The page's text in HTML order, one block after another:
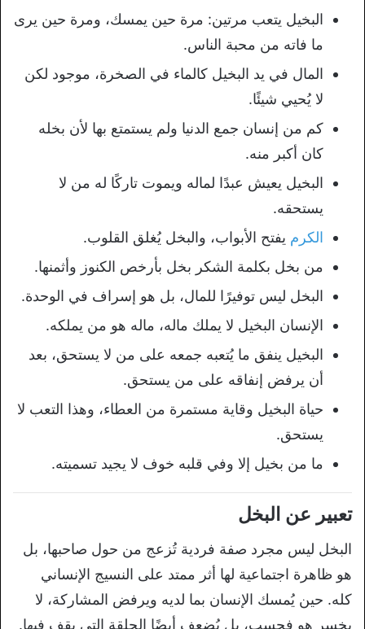
البخيل يتعب مرتين: مرة حين يمسك، ومرة حين يرى
ما فاته من محبة الناس.
المال في يد البخيل كالماء في الصخرة، موجود لكن
لا يُحيي شيئًا.
كم من إنسان جمع الدنيا ولم يستمتع بها لأن بخله
كان أكبر منه.
البخيل يعيش عبدًا لماله ويموت تاركًا له من لا
يستحقه.
الكرم يفتح الأبواب، والبخل يُغلق القلوب.
من بخل بكلمة الشكر بخل بأرخص الكنوز وأثمنها.
البخل ليس توفيرًا للمال، بل هو إسراف في الوحدة.
الإنسان البخيل لا يملك ماله، ماله هو من يملكه.
البخيل ينفق ما يُتعبه جمعه على من لا يستحق، بعد
أن يرفض إنفاقه على من يستحق.
حياة البخيل وقاية مستمرة من العطاء، وهذا التعب لا
يستحق.
ما من بخيل إلا وفي قلبه خوف لا يجيد تسميته.
تعبير عن البخل
البخل ليس مجرد صفة فردية تُزعج من حول صاحبها، بل
هو ظاهرة اجتماعية لها أثر ممتد على النسيج الإنساني
كله. حين يُمسك الإنسان بما لديه ويرفض المشاركة، لا
يخسر هو فحسب، بل يُضعف أيضًا الحلقة التي يقف فيها.